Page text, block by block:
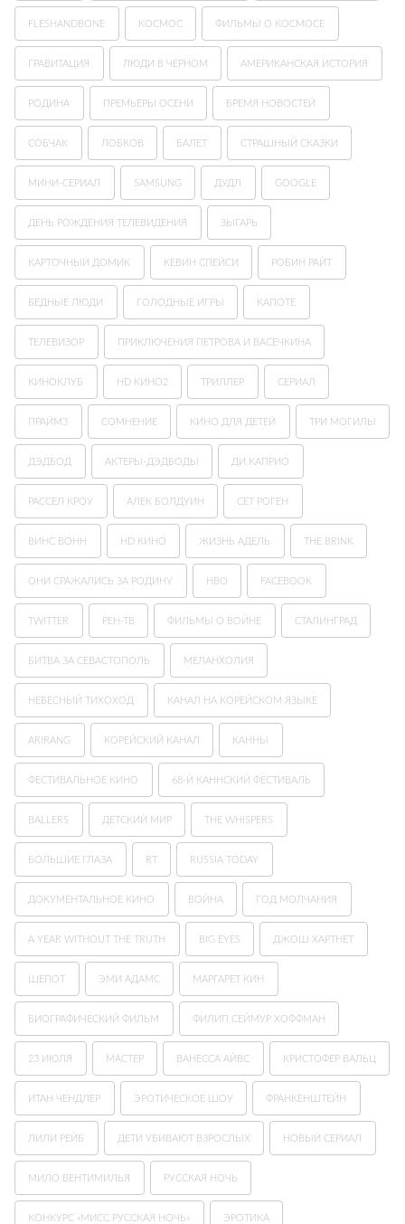
FLESHANDBONE КОСМОС ФИЛЬМЫ О КОСМОСЕ
ГРАВИТАЦИЯ ЛЮДИ В ЧЕРНОМ АМЕРИКАНСКАЯ ИСТОРИЯ
РОДИНА ПРЕМЬЕРЫ ОСЕНИ БРЕМЯ НОВОСТЕЙ
СОБЧАК ЛОБКОВ БАЛЕТ СТРАШНЫЙ СКАЗКИ
МИНИ-СЕРИАЛ SAMSUNG ДУДЛ GOOGLE
ДЕНЬ РОЖДЕНИЯ ТЕЛЕВИДЕНИЯ ЗЫГАРЬ
КАРТОЧНЫЙ ДОМИК КЕВИН СПЕЙСИ РОБИН РАЙТ
БЕДНЫЕ ЛЮДИ ГОЛОДНЫЕ ИГРЫ КАПОТЕ
ТЕЛЕВИЗОР ПРИКЛЮЧЕНИЯ ПЕТРОВА И ВАСЕЧКИНА
КИНОКЛУБ HD КИНО2 ТРИЛЛЕР СЕРИАЛ
ПРАЙМ3 СОМНЕНИЕ КИНО ДЛЯ ДЕТЕЙ ТРИ МОГИЛЫ
ДЭДБОД АКТЕРЫ-ДЭДБОДЫ ДИ КАПРИО
РАССЕЛ КРОУ АЛЕК БОЛДУИН СЕТ РОГЕН
ВИНС ВОНН HD КИНО ЖИЗНЬ АДЕЛЬ THE BRINK
ОНИ СРАЖАЛИСЬ ЗА РОДИНУ HBO FACEBOOK
TWITTER РЕН-ТВ ФИЛЬМЫ О ВОЙНЕ СТАЛИНГРАД
БИТВА ЗА СЕВАСТОПОЛЬ МЕЛАНХОЛИЯ
НЕБЕСНЫЙ ТИХОХОД КАНАЛ НА КОРЕЙСКОМ ЯЗЫКЕ
ARIRANG КОРЕЙСКИЙ КАНАЛ КАННЫ
ФЕСТИВАЛЬНОЕ КИНО 68-Й КАННСКИЙ ФЕСТИВАЛЬ
BALLERS ДЕТСКИЙ МИР THE WHISPERS
БОЛЬШИЕ ГЛАЗА RT RUSSIA TODAY
ДОКУМЕНТАЛЬНОЕ КИНО ВОЙНА ГОД МОЛЧАНИЯ
A YEAR WITHOUT THE TRUTH BIG EYES ДЖОШ ХАРТНЕТ
ШЕПОТ ЭМИ АДАМС МАРГАРЕТ КИН
БИОГРАФИЧЕСКИЙ ФИЛЬМ ФИЛИП СЕЙМУР ХОФФМАН
23 ИЮЛЯ МАСТЕР ВАНЕССА АЙВС КРИСТОФЕР ВАЛЬЦ
ИТАН ЧЕНДЛЕР ЭРОТИЧЕСКОЕ ШОУ ФРАНКЕНШТЕЙН
ЛИЛИ РЕЙБ ДЕТИ УБИВАЮТ ВЗРОСЛЫХ НОВЫЙ СЕРИАЛ
МИЛО ВЕНТИМИЛЬЯ РУССКАЯ НОЧЬ
КОНКУРС «МИСС РУССКАЯ НОЧЬ» ЭРОТИКА